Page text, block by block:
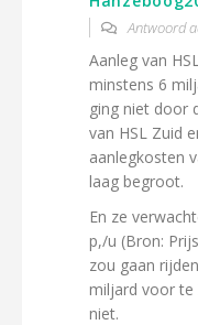
Antwoord
Aanleg van
minstens 6
ging niet door
van HSL Zuid
aanlegkosten
laag begroot.
En ze
p,/u (Bron:
zou gaan
miljard voor te
niet.